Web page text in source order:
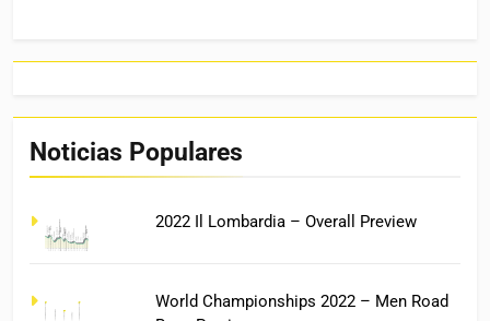
Noticias Populares
2022 Il Lombardia – Overall Preview
World Championships 2022 – Men Road